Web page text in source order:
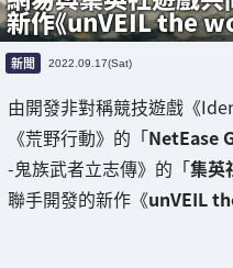
新作《unVEIL the
新聞 2022.09.17(Sat)
由開發非對稱競技遊戲《
《荒野行動》的「NetEase
-鬼族武者立志傳》的「集英
聯手開發的新作《unVEIL